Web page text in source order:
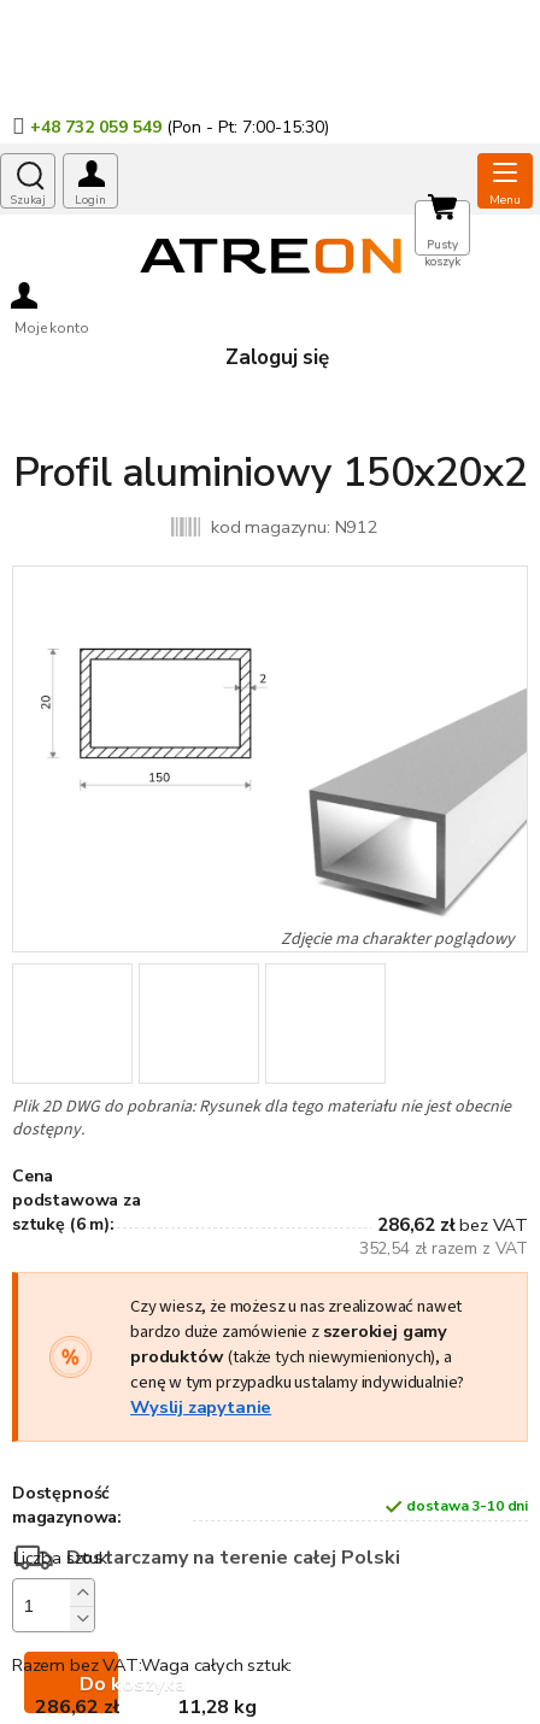
+48 732 059 549
Moje konto
Zaloguj się
KOSZYK
Pusty
koszyk
Profil aluminiowy 150x20x2
kod magazynu: N912
Plik 2D DWG do pobrania: Rysunek dla tego materiału nie jest obecnie
dostępny.
Cena
podstawowa za
sztukę (6 m):
286,62 złbez VAT
352,54 zł razem z VAT
Czy wiesz, że możesz u nas zrealizować nawet
bardzo duże zamówienie z szerokiej gamy
produktów(także tych niewymienionych), a
cenę w tym przypadku ustalamy indywidualnie?
Wyslij zapytanie
Dostępność
magazynowa:
dostawa 3-10 dni
Dostarczamy na terenie całej Polski
Do koszyka
Waga całych sztuk:
11,28 kg
Razem bez VAT:
286,62 zł